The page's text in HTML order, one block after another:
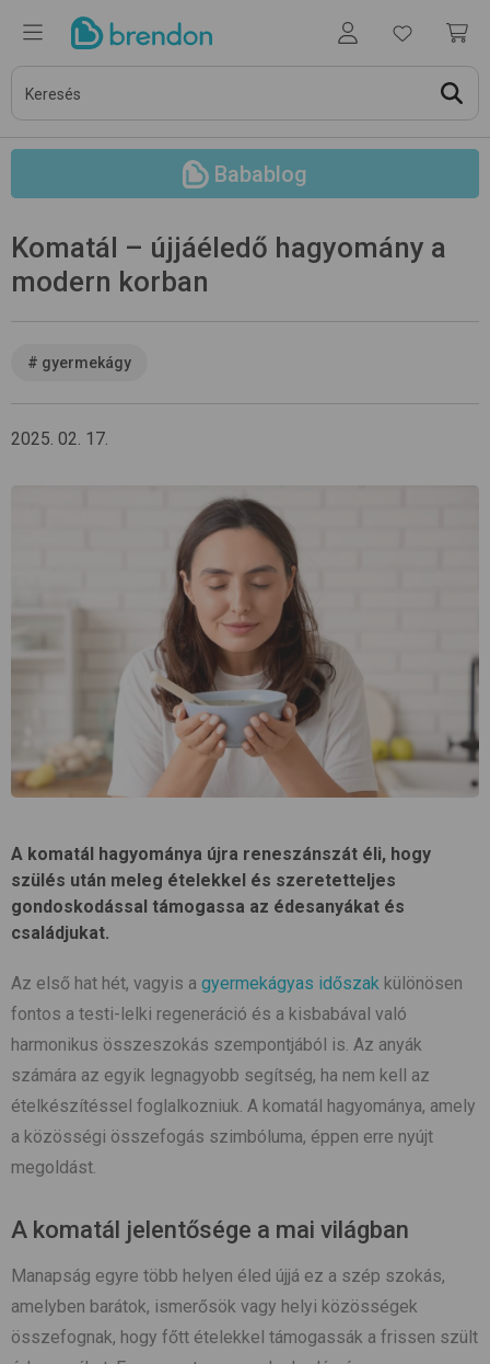
Babablog
Komatál – újjáéledő hagyomány a
modern korban
# gyermekágy
2025. 02. 17.
A komatál hagyománya újra reneszánszát éli, hogy
szülés után meleg ételekkel és szeretetteljes
gondoskodással támogassa az édesanyákat és
családjukat.
Az első hat hét, vagyis a gyermekágyas időszak különösen
fontos a testi-lelki regeneráció és a kisbabával való
harmonikus összeszokás szempontjából is. Az anyák
számára az egyik legnagyobb segítség, ha nem kell az
ételkészítéssel foglalkozniuk. A komatál hagyománya, amely
a közösségi összefogás szimbóluma, éppen erre nyújt
megoldást.
A komatál jelentősége a mai világban
Manapság egyre több helyen éled újjá ez a szép szokás,
amelyben barátok, ismerősök vagy helyi közösségek
összefognak, hogy főtt ételekkel támogassák a frissen szült